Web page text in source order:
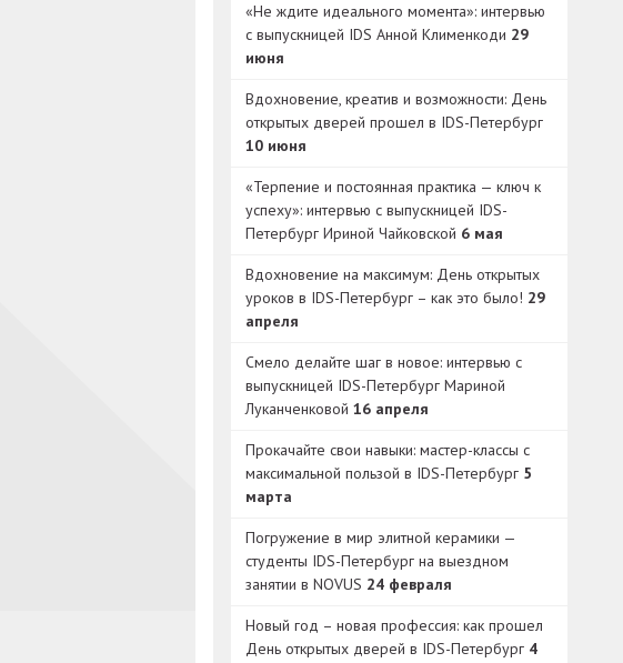
«Не ждите идеального момента»: интервью
с выпускницей IDS Анной Клименкоди 29
июня
Вдохновение, креатив и возможности: День
открытых дверей прошел в IDS-Петербург
10 июня
«Терпение и постоянная практика — ключ к
успеху»: интервью с выпускницей IDS-
Петербург Ириной Чайковской 6 мая
Вдохновение на максимум: День открытых
уроков в IDS-Петербург – как это было! 29
апреля
Смело делайте шаг в новое: интервью с
выпускницей IDS-Петербург Мариной
Луканченковой 16 апреля
Прокачайте свои навыки: мастер-классы с
максимальной пользой в IDS-Петербург 5
марта
Погружение в мир элитной керамики —
студенты IDS-Петербург на выездном
занятии в NOVUS 24 февраля
Новый год – новая профессия: как прошел
День открытых дверей в IDS-Петербург 4